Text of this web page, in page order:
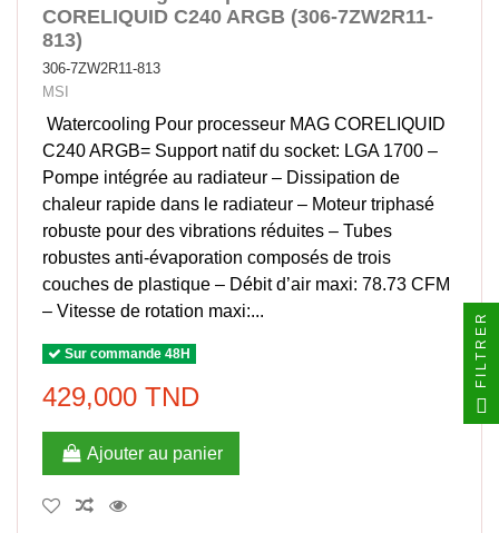
CORELIQUID C240 ARGB (306-7ZW2R11-
813)
306-7ZW2R11-813
MSI
Watercooling Pour processeur MAG CORELIQUID
C240 ARGB= Support natif du socket: LGA 1700 –
Pompe intégrée au radiateur – Dissipation de
chaleur rapide dans le radiateur – Moteur triphasé
robuste pour des vibrations réduites – Tubes
robustes anti-évaporation composés de trois
couches de plastique – Débit d’air maxi: 78.73 CFM
– Vitesse de rotation maxi:...
Sur commande 48H
429,000 TND
Ajouter au panier
FILTRER